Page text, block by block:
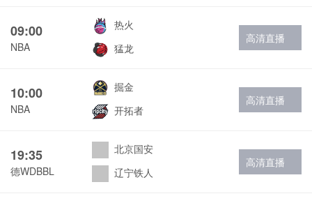
09:00
NBA
热火
猛龙
高清直播
10:00
NBA
掘金
开拓者
高清直播
19:35
德WDBBL
北京国安
辽宁铁人
高清直播